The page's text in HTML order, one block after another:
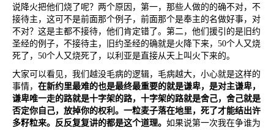
说降火把他们烧了呢？两个原因，第一，那些人做的的确不对，不
接待主，这可不是前面那个例子，前面那个是奉主的名做好事，对
不对？这是主都不接待，他们肯定错了。第二，他们援引的是旧约
圣经的例子，不接待主，旧约圣经的确就是火降下来， 50个人又烧
死了， 50个人又烧死了，以利亚是直接从天上叫火下来的。
大家可以看见，我们越没毛病的逻辑，毛病越大，小心就是这样的
事情， 在新约里最难的也是最终最重要的就是谦卑，是对主谦卑，
谦卑唯一走的路就是十字架的路，十字架的路就是舍己，舍己就是
否定你自己，放掉你的权利。一粒麦子落在地里，死了才能结出许
多籽粒来。反反复复讲的都是这个道理。 如果说第一次我在争谁为